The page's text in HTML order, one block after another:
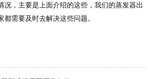
况，主要是上面介绍的这些，我们的蒸发器出
需要及时去解决这些问题。